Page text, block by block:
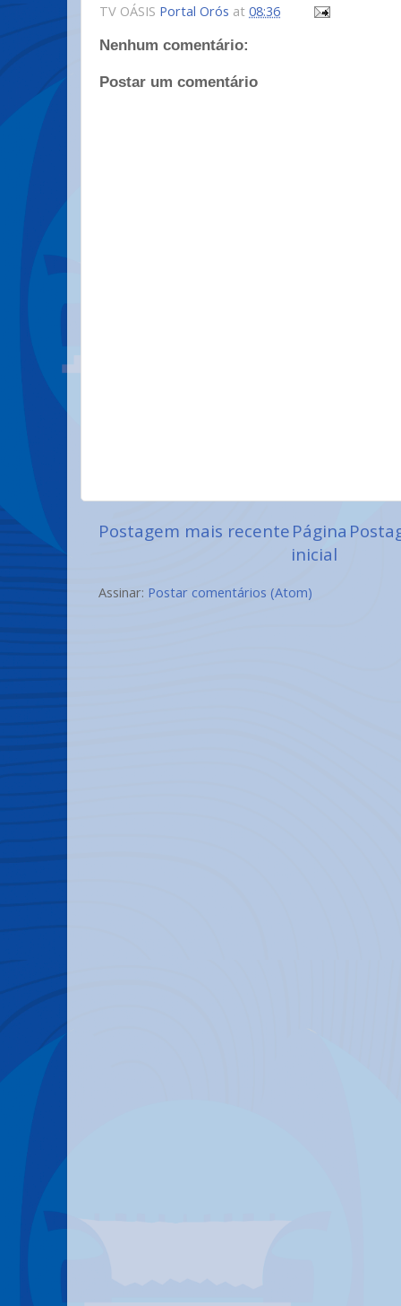
TV OÁSIS Portal Orós at 08:36
Nenhum comentário:
Postar um comentário
Postagem mais recentePágina
inicial
Assinar: Postar comentários (Atom)